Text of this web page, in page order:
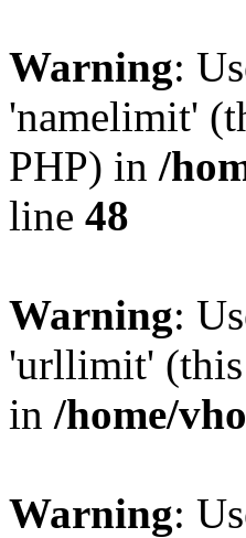
Warning:
'namelimit'
PHP) in /
line 48
Warning:
'urllimit'
in /home/
Warning: